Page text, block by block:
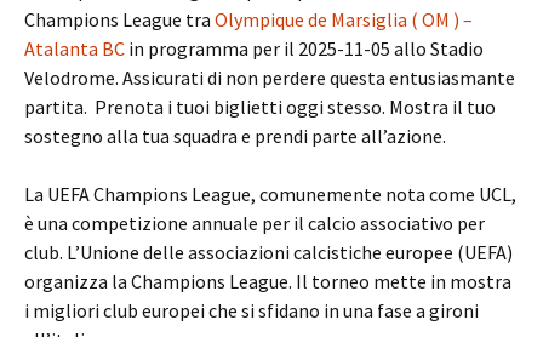
Champions League tra Olympique de Marsiglia ( OM ) –
Atalanta BC in programma per il 2025-11-05 allo Stadio
Velodrome. Assicurati di non perdere questa entusiasmante
partita. Prenota i tuoi biglietti oggi stesso. Mostra il tuo
sostegno alla tua squadra e prendi parte all’azione.
La UEFA Champions League, comunemente nota come UCL,
è una competizione annuale per il calcio associativo per
club. L’Unione delle associazioni calcistiche europee (UEFA)
organizza la Champions League. Il torneo mette in mostra
i migliori club europei che si sfidano in una fase a gironi